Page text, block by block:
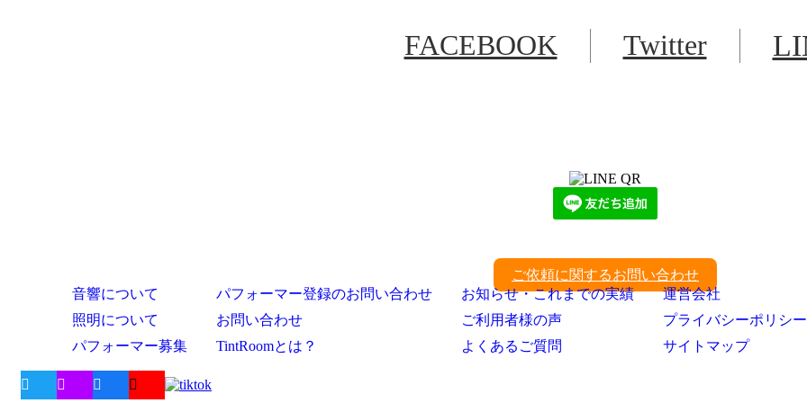
FACEBOOK Twitter
ご依頼に関するお問い合わせ
音響について
照明について
パフォーマー募集
パフォーマー登録のお問い合わせ
お問い合わせ
TintRoomとは？
お知らせ・これまでの実績
ご利用者様の声
よくあるご質問
運営会社
プライバシーポリシー
サイトマップ